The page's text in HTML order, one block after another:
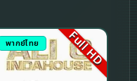
พากย์ไทย Full HD